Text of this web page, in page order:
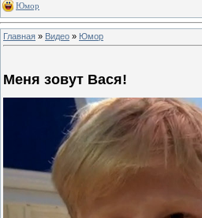
Юмор
Главная » Видео » Юмор
Меня зовут Вася!